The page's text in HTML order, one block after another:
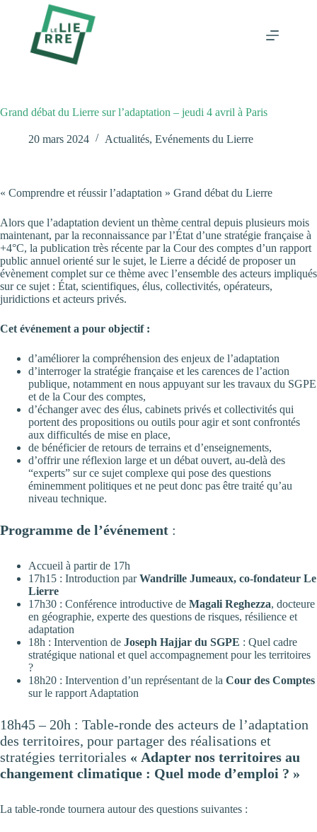
Grand débat du Lierre sur l’adaptation – jeudi 4 avril à Paris
20 mars 2024 Actualités, Evénements du Lierre
« Comprendre et réussir l’adaptation » Grand débat du Lierre
Alors que l’adaptation devient un thème central depuis plusieurs mois
maintenant, par la reconnaissance par l’État d’une stratégie française à
+4°C, la publication très récente par la Cour des comptes d’un rapport
public annuel orienté sur le sujet, le Lierre a décidé de proposer un
évènement complet sur ce thème avec l’ensemble des acteurs impliqués
sur ce sujet : État, scientifiques, élus, collectivités, opérateurs,
juridictions et acteurs privés.
Cet événement a pour objectif :
d’améliorer la compréhension des enjeux de l’adaptation
d’interroger la stratégie française et les carences de l’action
publique, notamment en nous appuyant sur les travaux du SGPE
et de la Cour des comptes,
d’échanger avec des élus, cabinets privés et collectivités qui
portent des propositions ou outils pour agir et sont confrontés
aux difficultés de mise en place,
de bénéficier de retours de terrains et d’enseignements,
d’offrir une réflexion large et un débat ouvert, au-delà des
“experts” sur ce sujet complexe qui pose des questions
éminemment politiques et ne peut donc pas être traité qu’au
niveau technique.
Programme de l’événement :
Accueil à partir de 17h
17h15 : Introduction parWandrille Jumeaux, co-fondateur Le
Lierre
17h30 : Conférence introductive de Magali Reghezza, docteure
en géographie, experte des questions de risques, résilience et
adaptation
18h : Intervention de Joseph Hajjar du SGPE : Quel cadre
stratégique national et quel accompagnement pour les territoires
?
18h20 : Intervention d’un représentant de la Cour des Comptes
sur le rapport Adaptation
18h45 – 20h : Table-ronde des acteurs de l’adaptation
des territoires, pour partager des réalisations et
stratégies territoriales « Adapter nos territoires au
changement climatique : Quel mode d’emploi ? »
La table-ronde tournera autour des questions suivantes :